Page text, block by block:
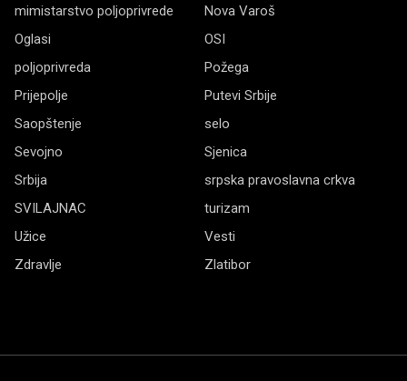
mimistarstvo poljoprivrede
Nova Varoš
Oglasi
OSI
poljoprivreda
Požega
Prijepolje
Putevi Srbije
Saopštenje
selo
Sevojno
Sjenica
Srbija
srpska pravoslavna crkva
SVILAJNAC
turizam
Užice
Vesti
Zdravlje
Zlatibor